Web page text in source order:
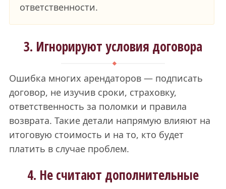
ответственности.
3. Игнорируют условия договора
Ошибка многих арендаторов — подписать
договор, не изучив сроки, страховку,
ответственность за поломки и правила
возврата. Такие детали напрямую влияют на
итоговую стоимость и на то, кто будет
платить в случае проблем.
4. Не считают дополнительные